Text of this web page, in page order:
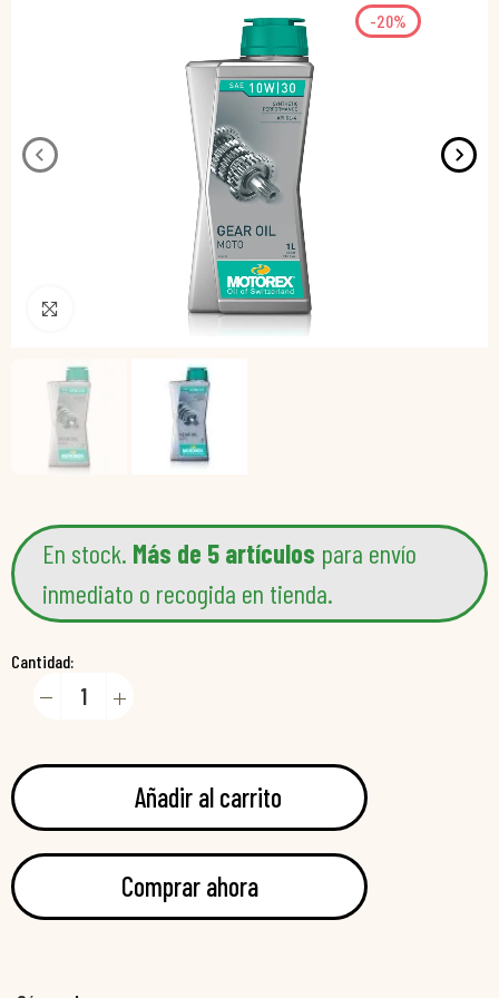
-20%
Pincha para agrandar
En stock. Más de 5 artículos para envío
inmediato o recogida en tienda.
Cantidad:
Añadir al carrito
Comprar ahora